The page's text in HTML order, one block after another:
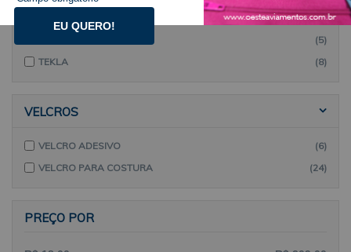
(11)
(5)
TEKLA
(8)
VELCROS
VELCRO ADESIVO
(6)
VELCRO PARA COSTURA
(24)
PREÇO POR
EU QUERO!